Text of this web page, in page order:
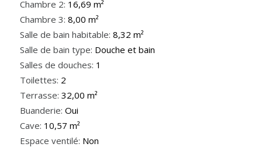
Chambre 2: 16,69 m²
Chambre 3: 8,00 m²
Salle de bain habitable: 8,32 m²
Salle de bain type: Douche et bain
Salles de douches: 1
Toilettes: 2
Terrasse: 32,00 m²
Buanderie: Oui
Cave: 10,57 m²
Espace ventilé: Non